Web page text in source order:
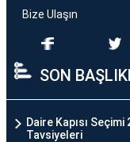
Bize Ulaşın
SON
Daire Kapısı Seçimi
Tavsiyeleri